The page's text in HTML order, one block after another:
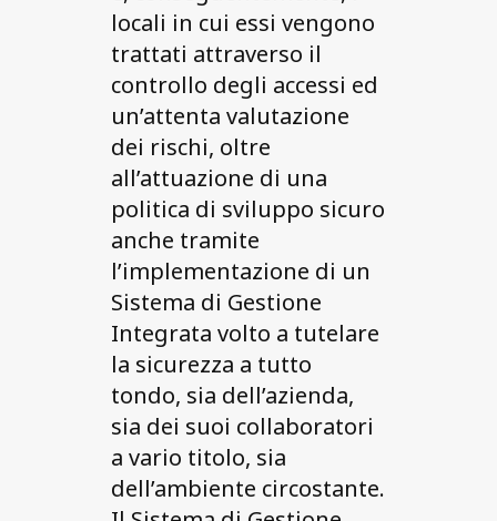
locali in cui essi vengono
trattati attraverso il
controllo degli accessi ed
un’attenta valutazione
dei rischi, oltre
all’attuazione di una
politica di sviluppo sicuro
anche tramite
l’implementazione di un
Sistema di Gestione
Integrata volto a tutelare
la sicurezza a tutto
tondo, sia dell’azienda,
sia dei suoi collaboratori
a vario titolo, sia
dell’ambiente circostante.